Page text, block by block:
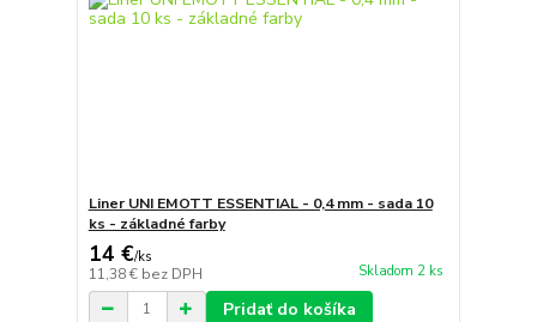
Liner UNI EMOTT ESSENTIAL - 0,4 mm - sada 10
ks - základné farby
14 €/ks
11,38 € bez DPH Skladom 2 ks
Pridať do košíka